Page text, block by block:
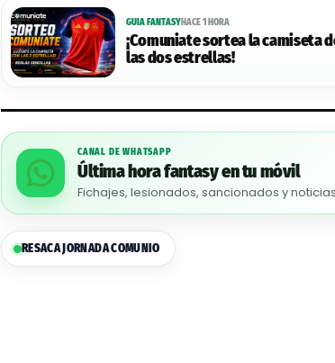
GUIA FANTASYHACE 1 HORA
¡Comuniate sortea la camiseta
las dos estrellas!
CANAL DE WHATSAPP
Última hora fantasy en tu móvil
Fichajes, lesionados, sancionados y
RESACA JORNADA COMUNIO